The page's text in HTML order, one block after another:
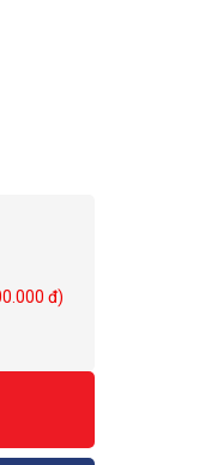
đ)